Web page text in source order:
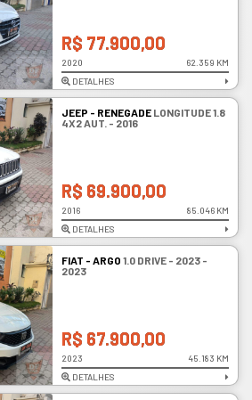
R$ 77.900,00
2020
62.359 KM
DETALHES
JEEP - RENEGADE LONGITUDE 1.8
4X2 AUT. - 2016
R$ 69.900,00
2016
85.046 KM
DETALHES
FIAT - ARGO 1.0 DRIVE - 2023 -
2023
R$ 67.900,00
2023
45.183 KM
DETALHES